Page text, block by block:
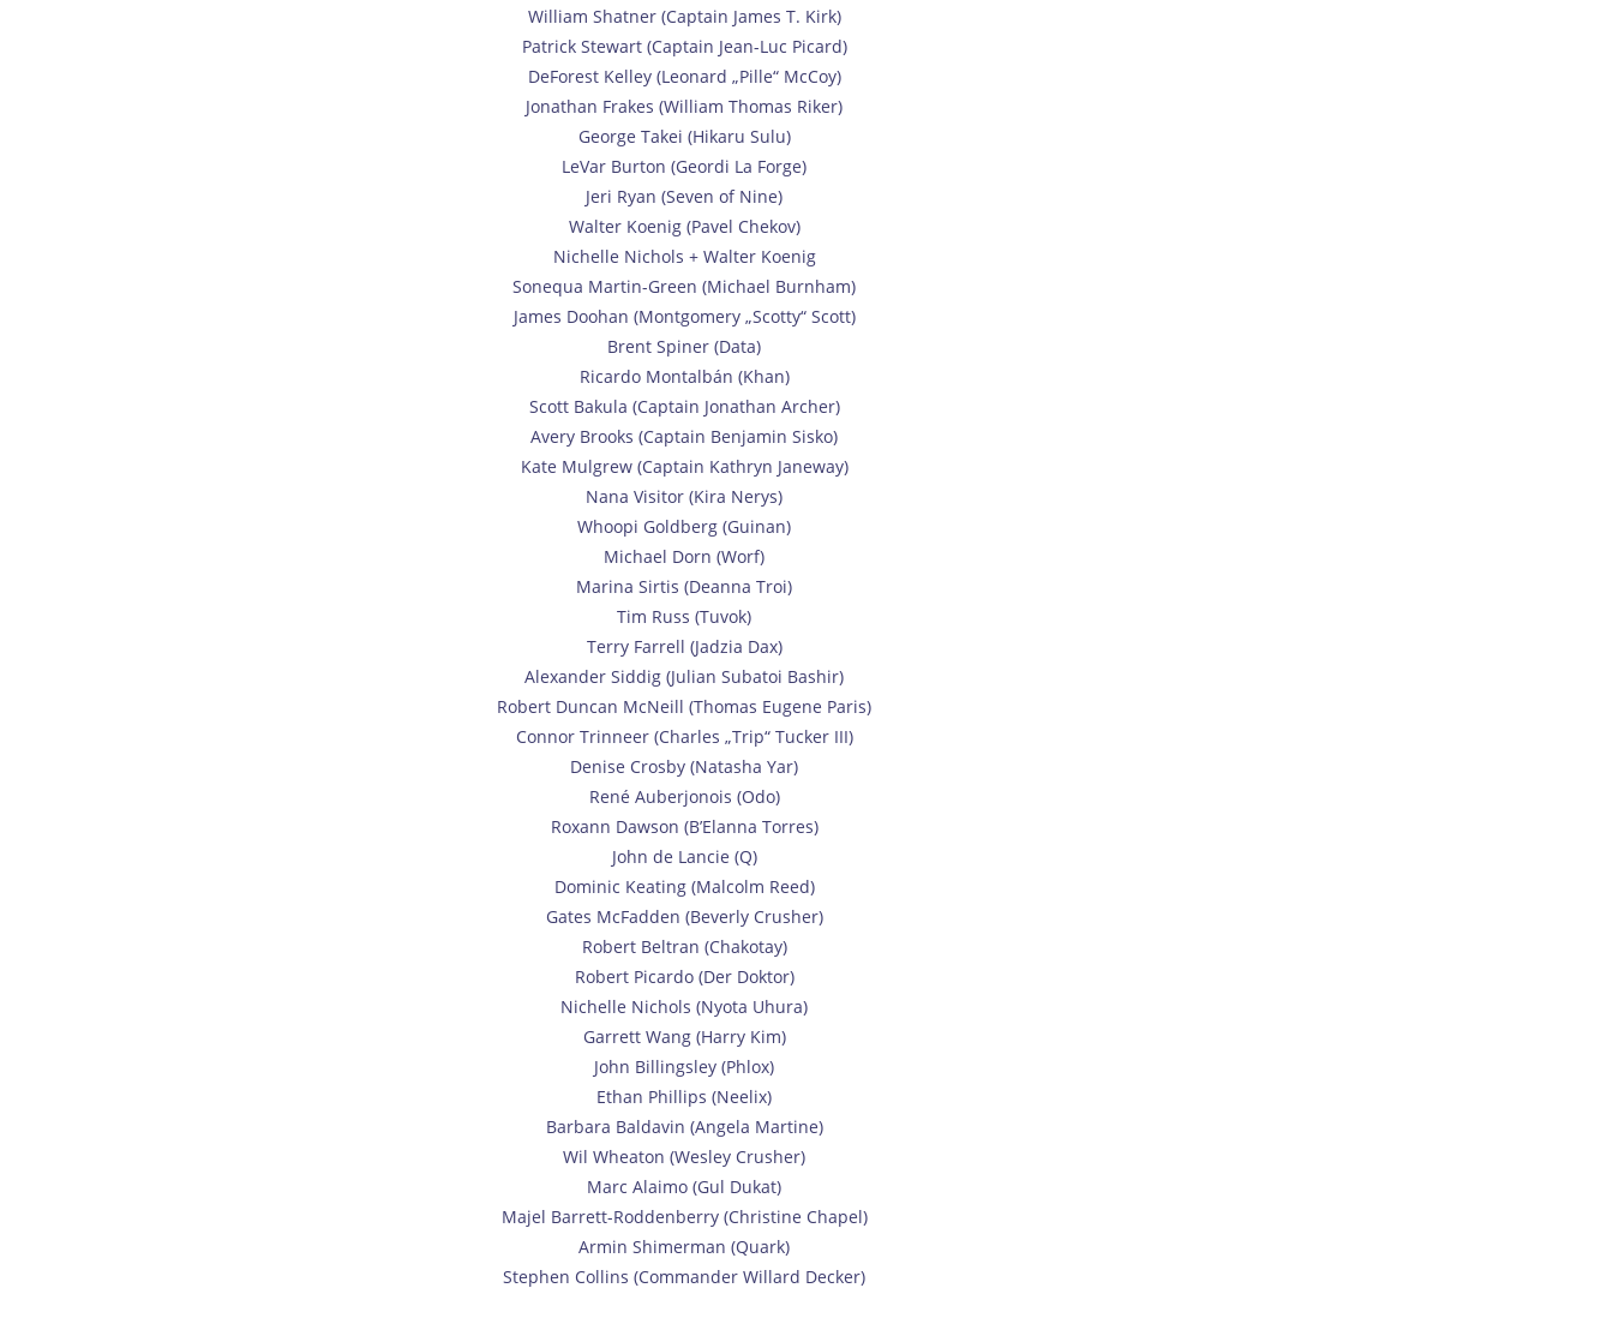
William Shatner (Captain James T. Kirk)
Patrick Stewart (Captain Jean-Luc Picard)
DeForest Kelley (Leonard „Pille“ McCoy)
Jonathan Frakes (William Thomas Riker)
George Takei (Hikaru Sulu)
LeVar Burton (Geordi La Forge)
Jeri Ryan (Seven of Nine)
Walter Koenig (Pavel Chekov)
Nichelle Nichols + Walter Koenig
Sonequa Martin-Green (Michael Burnham)
James Doohan (Montgomery „Scotty“ Scott)
Brent Spiner (Data)
Ricardo Montalbán (Khan)
Scott Bakula (Captain Jonathan Archer)
Avery Brooks (Captain Benjamin Sisko)
Kate Mulgrew (Captain Kathryn Janeway)
Nana Visitor (Kira Nerys)
Whoopi Goldberg (Guinan)
Michael Dorn (Worf)
Marina Sirtis (Deanna Troi)
Tim Russ (Tuvok)
Terry Farrell (Jadzia Dax)
Alexander Siddig (Julian Subatoi Bashir)
Robert Duncan McNeill (Thomas Eugene Paris)
Connor Trinneer (Charles „Trip“ Tucker III)
Denise Crosby (Natasha Yar)
René Auberjonois (Odo)
Roxann Dawson (B’Elanna Torres)
John de Lancie (Q)
Dominic Keating (Malcolm Reed)
Gates McFadden (Beverly Crusher)
Robert Beltran (Chakotay)
Robert Picardo (Der Doktor)
Nichelle Nichols (Nyota Uhura)
Garrett Wang (Harry Kim)
John Billingsley (Phlox)
Ethan Phillips (Neelix)
Barbara Baldavin (Angela Martine)
Wil Wheaton (Wesley Crusher)
Marc Alaimo (Gul Dukat)
Majel Barrett-Roddenberry (Christine Chapel)
Armin Shimerman (Quark)
Stephen Collins (Commander Willard Decker)